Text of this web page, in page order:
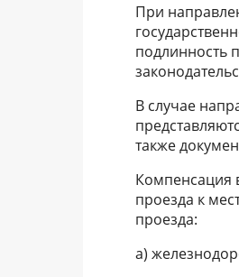
При
подлинность
В случае
также
Компенсация
проезда к
проезда:
а)